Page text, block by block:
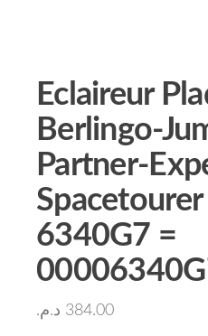
Eclaireur
Berlingo-
Partner-
6340G7 =
384.00 د.م.